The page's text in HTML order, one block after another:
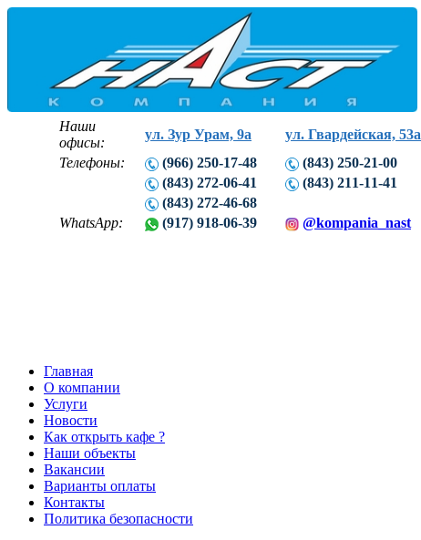
Наши
офисы:
ул. Зур Урам, 9а
ул. Гвардейская, 53а
Телефоны:
(966) 250-17-48
(843) 250-21-00
(843) 272-06-41
(843) 211-11-41
(843) 272-46-68
WhatsApp:
(917) 918-06-39 @kompania_nast
Главная
О компании
Услуги
Новости
Как открыть кафе ?
Наши объекты
Вакансии
Варианты оплаты
Контакты
Политика безопасности